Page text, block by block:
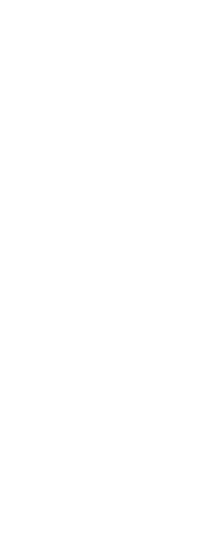
fast. Dette er perfekt
ikke ripe opp